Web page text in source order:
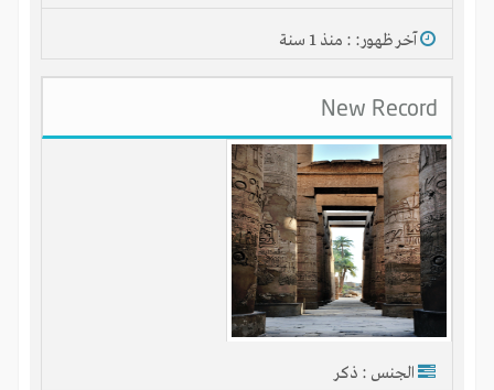
شبكة انتج الاقتصادية المجانية
آخر ظهور: : منذ 1 سنة
New Record
الجنس : ذكر